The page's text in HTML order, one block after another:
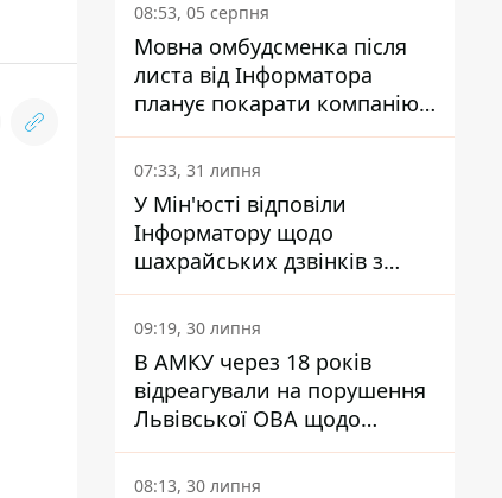
08:53, 05 серпня
Мовна омбудсменка після
листа від Інформатора
планує покарати компанію-
підрядника ПриватБанку
07:33, 31 липня
У Мін'юсті відповіли
Інформатору щодо
шахрайських дзвінків з
камери Сумського СІЗО так,
що ніхто нічого не зрозумів
09:19, 30 липня
В АМКУ через 18 років
відреагували на порушення
Львівської ОВА щодо
харчування у закладах
освіти
08:13, 30 липня